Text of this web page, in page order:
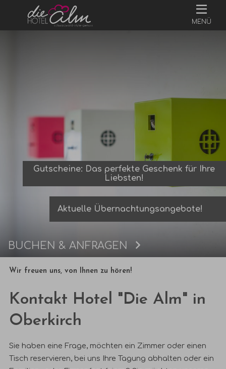
MENÜ
BUCHEN & ANFRAGEN Buchen
Gutscheine: Das perfekte Geschenk für Ihre
Liebsten!
Aktuelle Übernachtungsangebote!
Wir freuen uns, von Ihnen zu hören!
Kontakt Hotel "Die Alm" in
Oberkirch
Sie haben eine Frage, möchten ein Zimmer oder einen
Tisch reservieren, bei uns IhreTagung abhalten oder ein